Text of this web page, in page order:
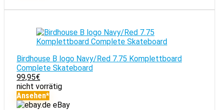
Birdhouse B logo Navy/Red 7.75 Komplettboard
Complete Skateboard
99,95€
nicht vorrätig
Ansehen*
eBay